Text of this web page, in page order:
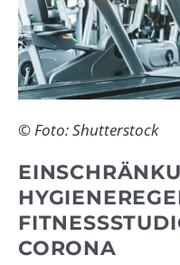
© Foto: Shutterstock
CORONA